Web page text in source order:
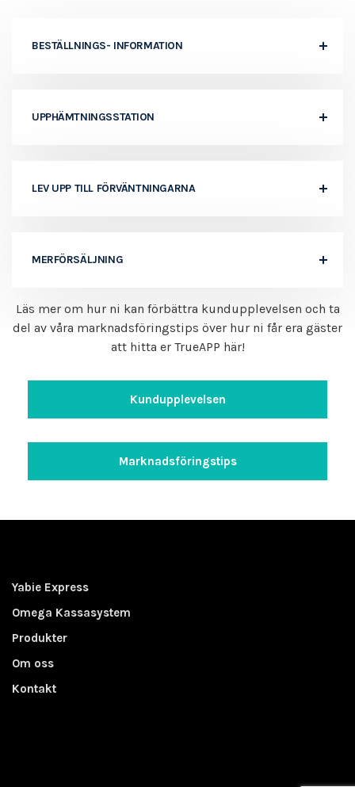
BESTÄLLNINGS- INFORMATION
UPPHÄMTNINGSSTATION
LEV UPP TILL FÖRVÄNTNINGARNA
MERFÖRSÄLJNING
Läs mer om hur ni kan förbättra kundupplevelsen och ta
del av våra marknadsföringstips över hur ni får era gäster
att hitta er TrueAPP här!
Kundupplevelsen
Marknadsföringstips
Yabie Express
Omega Kassasystem
Produkter
Om oss
Kontakt